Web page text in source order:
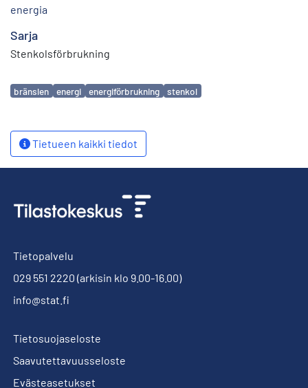
energia
Sarja
Stenkolsförbrukning
Avainsanat
bränslen energi energiförbrukning stenkol
Tietueen kaikki tiedot
Tietopalvelu
029 551 2220 (arkisin klo 9.00-16.00)
info@stat.fi
Tietosuojaseloste
Saavutettavuusseloste
Evästeasetukset